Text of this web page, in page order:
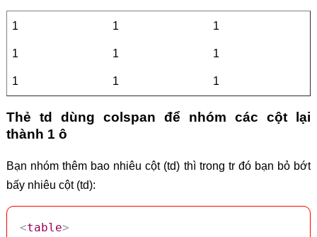
1 1 1
1 1 1
1 1 1
Thẻ td dùng colspan để nhóm các cột lại
thành 1 ô
Bạn nhóm thêm bao nhiêu cột (td) thì trong tr đó bạn bỏ bớt
bấy nhiêu cột (td):
<table>